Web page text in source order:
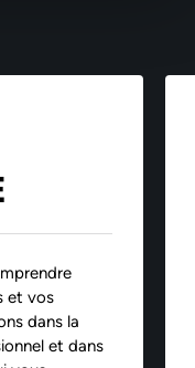
et vos
dans la
et dans